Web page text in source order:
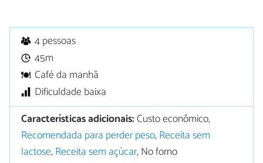
4 pessoas
45m
Café da manhã
Dificuldade baixa
Características adicionais:Custo econômico,
Recomendada para perder peso,Receita sem
lactose,Receita sem açúcar, No forno